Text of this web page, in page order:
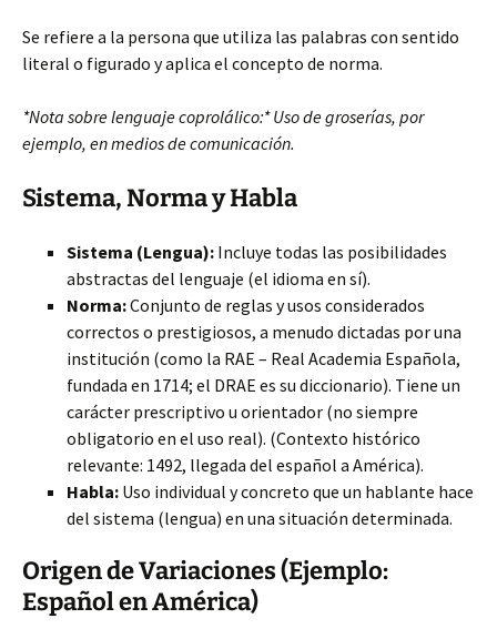
Se refiere a la persona que utiliza las palabras con sentido
literal o figurado y aplica el concepto de norma.
*Nota sobre lenguaje coprolálico:* Uso de groserías, por
ejemplo, en medios de comunicación.
Sistema, Norma y Habla
Sistema (Lengua): Incluye todas las posibilidades
abstractas del lenguaje (el idioma en sí).
Norma:Conjunto de reglas y usos considerados
correctos o prestigiosos, a menudo dictadas por una
institución (como la RAE – Real Academia Española,
fundada en 1714; el DRAE es su diccionario). Tiene un
carácter prescriptivo u orientador (no siempre
obligatorio en el uso real). (Contexto histórico
relevante: 1492, llegada del español a América).
Habla: Uso individual y concreto que un hablante hace
del sistema (lengua) en una situación determinada.
Origen de Variaciones (Ejemplo:
Español en América)